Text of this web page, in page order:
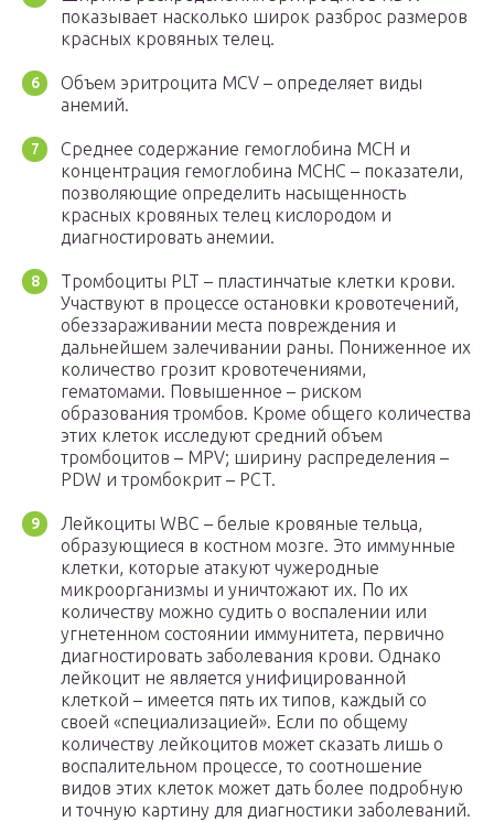
показывает насколько широк разброс размеров
красных кровяных телец.
Объем эритроцита MCV – определяет виды
анемий.
Среднее содержание гемоглобина MCH и
концентрация гемоглобина MCHC – показатели,
позволяющие определить насыщенность
красных кровяных телец кислородом и
диагностировать анемии.
Тромбоциты PLT – пластинчатые клетки крови.
Участвуют в процессе остановки кровотечений,
обеззараживании места повреждения и
дальнейшем залечивании раны. Пониженное их
количество грозит кровотечениями,
гематомами. Повышенное – риском
образования тромбов. Кроме общего количества
этих клеток исследуют средний объем
тромбоцитов – MPV; ширину распределения –
PDW и тромбокрит – PCT.
Лейкоциты WBC – белые кровяные тельца,
образующиеся в костном мозге. Это иммунные
клетки, которые атакуют чужеродные
микроорганизмы и уничтожают их. По их
количеству можно судить о воспалении или
угнетенном состоянии иммунитета, первично
диагностировать заболевания крови. Однако
лейкоцит не является унифицированной
клеткой – имеется пять их типов, каждый со
своей «специализацией». Если по общему
количеству лейкоцитов может сказать лишь о
воспалительном процессе, то соотношение
видов этих клеток может дать более подробную
и точную картину для диагностики заболеваний.